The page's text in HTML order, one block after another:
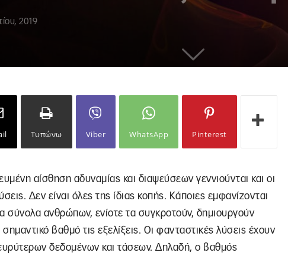
2019
Τυπώνω Viber WhatsApp Pinterest
αίσθηση αδυναμίας και διαψεύσεων γεννιούνται και οι
Δεν είναι όλες της ίδιας κοπής. Κάποιες εμφανίζονται
σύνολα ανθρώπων, ενίοτε τα συγκροτούν, δημιουργούν
βαθμό τις εξελίξεις. Οι φανταστικές λύσεις έχουν
δεδομένων και τάσεων. Δηλαδή, ο βαθμός